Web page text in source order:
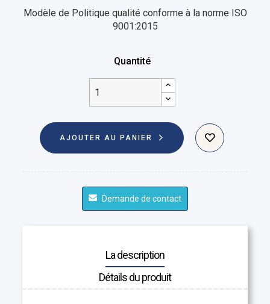
Modèle de Politique qualité conforme à la norme ISO
9001:2015
Quantité
AJOUTER AU PANIER
Demande de contact
La description
Détails du produit